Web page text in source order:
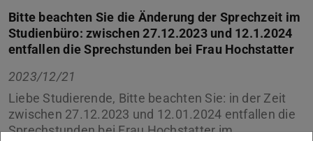
Bitte beachten Sie die Änderung der Sprechzeit im
Studienbüro: zwischen 27.12.2023 und 12.1.2024
entfallen die Sprechstunden bei Frau Hochstatter
2023/12/21
Liebe Studierende, Bitte beachten Sie: in der Zeit
zwischen 27.12.2023 und 12.01.2024 entfallen die
Sprechstunden bei Frau Hochstatter im